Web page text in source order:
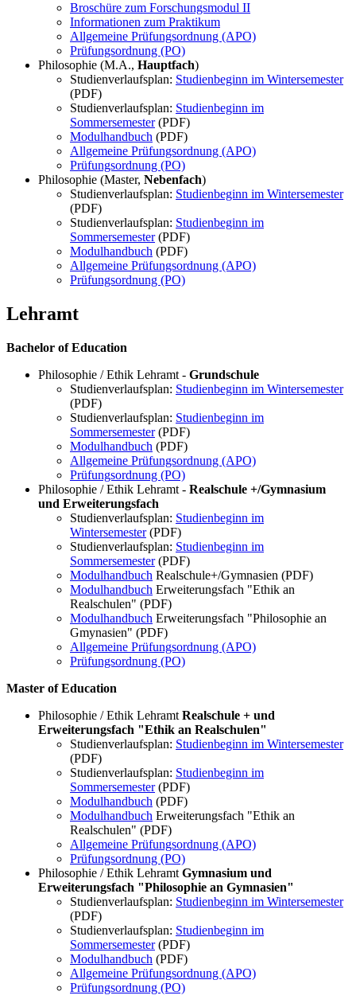
Broschüre zum Forschungsmodul II
Informationen zum Praktikum
Allgemeine Prüfungsordnung (APO)
Prüfungsordnung (PO)
Philosophie (M.A., Hauptfach)
Studienverlaufsplan: Studienbeginn im Wintersemester
(PDF)
Studienverlaufsplan: Studienbeginn im
Sommersemester(PDF)
Modulhandbuch (PDF)
Allgemeine Prüfungsordnung (APO)
Prüfungsordnung (PO)
Philosophie (Master, Nebenfach)
Studienverlaufsplan: Studienbeginn im Wintersemester
(PDF)
Studienverlaufsplan: Studienbeginn im
Sommersemester(PDF)
Modulhandbuch (PDF)
Allgemeine Prüfungsordnung (APO)
Prüfungsordnung (PO)
Lehramt
Bachelor of Education
Philosophie / Ethik Lehramt - Grundschule
Studienverlaufsplan: Studienbeginn im Wintersemester
(PDF)
Studienverlaufsplan: Studienbeginn im
Sommersemester(PDF)
Modulhandbuch (PDF)
Allgemeine Prüfungsordnung (APO)
Prüfungsordnung (PO)
Philosophie / Ethik Lehramt - Realschule +/Gymnasium
und Erweiterungsfach
Studienverlaufsplan: Studienbeginn im
Wintersemester(PDF)
Studienverlaufsplan: Studienbeginn im
Sommersemester(PDF)
Modulhandbuch Realschule+/Gymnasien (PDF)
Modulhandbuch Erweiterungsfach "Ethik an
Realschulen" (PDF)
Modulhandbuch Erweiterungsfach "Philosophie an
Gmynasien" (PDF)
Allgemeine Prüfungsordnung (APO)
Prüfungsordnung (PO)
Master of Education
Philosophie / Ethik Lehramt Realschule + und
Erweiterungsfach "Ethik an Realschulen"
Studienverlaufsplan: Studienbeginn im Wintersemester
(PDF)
Studienverlaufsplan: Studienbeginn im
Sommersemester(PDF)
Modulhandbuch (PDF)
Modulhandbuch Erweiterungsfach "Ethik an
Realschulen" (PDF)
Allgemeine Prüfungsordnung (APO)
Prüfungsordnung (PO)
Philosophie / Ethik Lehramt Gymnasium und
Erweiterungsfach "Philosophie an Gymnasien"
Studienverlaufsplan: Studienbeginn im Wintersemester
(PDF)
Studienverlaufsplan: Studienbeginn im
Sommersemester(PDF)
Modulhandbuch (PDF)
Allgemeine Prüfungsordnung (APO)
Prüfungsordnung (PO)